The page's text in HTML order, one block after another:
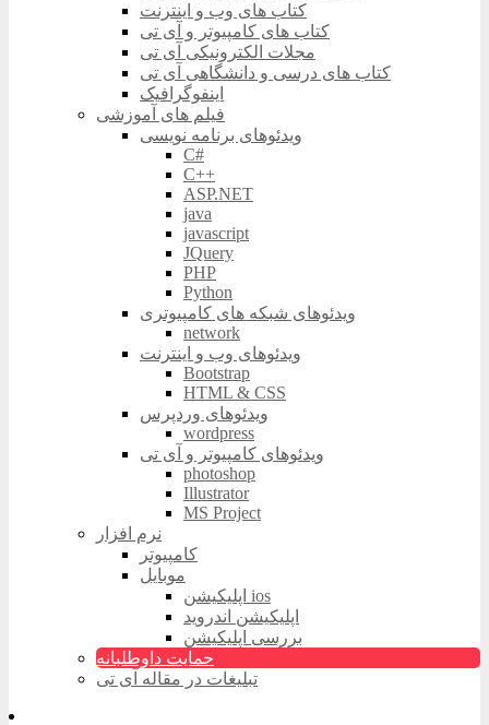
کتاب های وب و اینترنت
کتاب های کامپیوتر و آی تی
مجلات الکترونیکی آی تی
کتاب های درسی و دانشگاهی آی تی
اینفوگرافیک
فیلم های آموزشی
ویدئوهای برنامه نویسی
C#
C++
ASP.NET
java
javascript
JQuery
PHP
Python
ویدئوهای شبکه های کامپیوتری
network
ویدئوهای وب و اینترنت
Bootstrap
HTML & CSS
ویدئوهای وردپرس
wordpress
ویدئوهای کامپیوتر و آی تی
photoshop
Illustrator
MS Project
نرم افزار
کامپیوتر
موبایل
اپلیکیشن ios
اپلیکیشن اندروید
بررسی اپلیکیشن
حمایت داوطلبانه
تبلیغات در مقاله آی تی